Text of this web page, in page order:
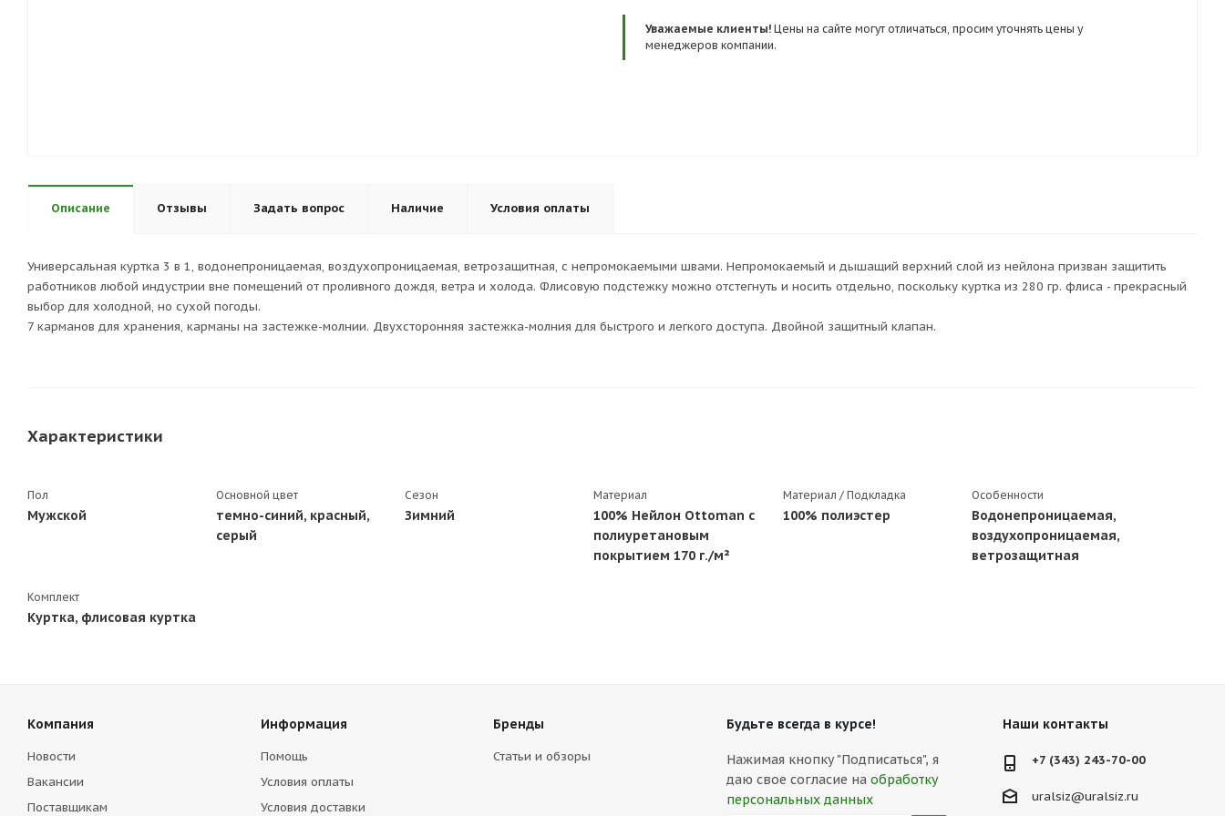
Уважаемые клиенты! Цены на сайте могут отличаться, просим уточнять цены у
менеджеров компании.
Описание Отзывы Задать вопрос Наличие Условия оплаты
Универсальная куртка 3 в 1, водонепроницаемая, воздухопроницаемая, ветрозащитная, с непромокаемыми швами. Непромокаемый и дышащий верхний слой из нейлона призван защитить
работников любой индустрии вне помещений от проливного дождя, ветра и холода. Флисовую подстежку можно отстегнуть и носить отдельно, поскольку куртка из 280 гр. флиса - прекрасный
выбор для холодной, но сухой погоды.
7 карманов для хранения, карманы на застежке-молнии. Двухсторонняя застежка-молния для быстрого и легкого доступа. Двойной защитный клапан.
Характеристики
Пол
Мужской
Основной цвет
темно-синий, красный,
серый
Сезон
Зимний
Материал
100% Нейлон Ottoman с
полиуретановым
покрытием 170 г./м²
Материал / Подкладка
100% полиэстер
Особенности
Водонепроницаемая,
воздухопроницаемая,
ветрозащитная
Комплект
Куртка, флисовая куртка
Компания
Новости
Вакансии
Поставщикам
Информация
Помощь
Условия оплаты
Условия доставки
Бренды
Статьи и обзоры
Будьте всегда в курсе!
Нажимая кнопку "Подписаться", я
даю свое согласие на обработку
персональных данных
Наши контакты
+7 (343) 243-70-00
uralsiz@uralsiz.ru